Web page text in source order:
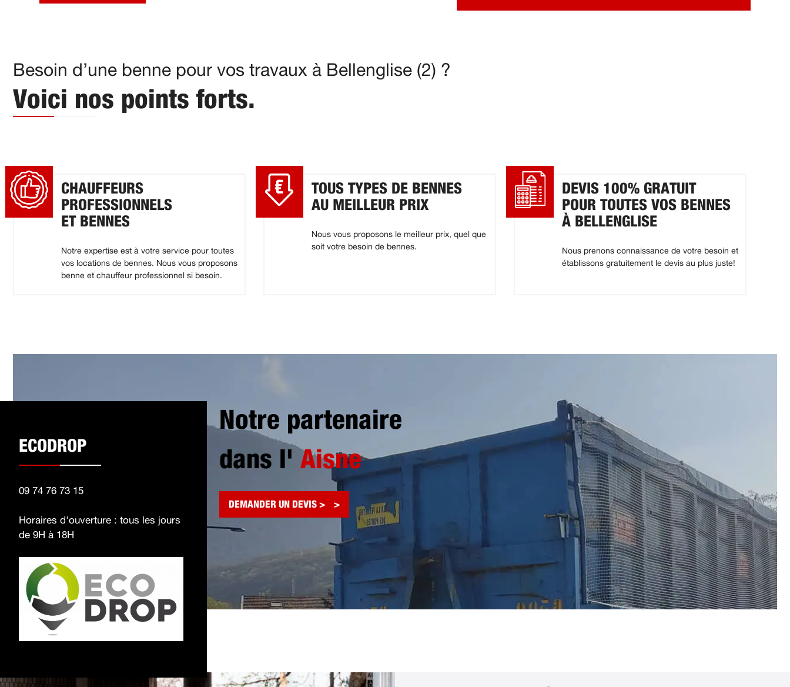
Besoin d’une benne pour vos travaux à Bellenglise (2) ?
Voici nos points forts.
CHAUFFEURS
PROFESSIONNELS
ET BENNES
Notre expertise est à votre service pour toutes
vos locations de bennes. Nous vous proposons
benne et chauffeur professionnel si besoin.
TOUS TYPES DE BENNES
AU MEILLEUR PRIX
Nous vous proposons le meilleur prix, quel que
soit votre besoin de bennes.
DEVIS 100% GRATUIT
POUR TOUTES VOS BENNES
À BELLENGLISE
Nous prenons connaissance de votre besoin et
établissons gratuitement le devis au plus juste!
ECODROP
09 74 76 73 15
Horaires d'ouverture : tous les jours
de 9H à 18H
Notre partenaire
dans l' Aisne
DEMANDER UN DEVIS >